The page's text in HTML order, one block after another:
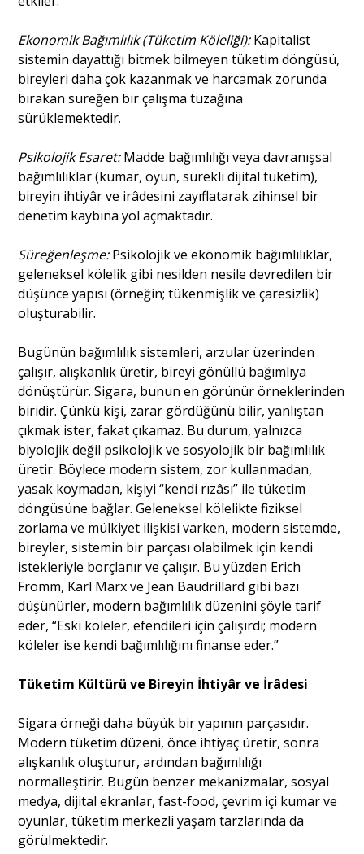
Ekonomik Bağımlılık (Tüketim Köleliği):Kapitalist
sistemin dayattığı bitmek bilmeyen tüketim döngüsü,
bireyleri daha çok kazanmak ve harcamak zorunda
bırakan süreğen bir çalışma tuzağına
sürüklemektedir.
Psikolojik Esaret:Madde bağımlılığı veya davranışsal
bağımlılıklar (kumar, oyun, sürekli dijital tüketim),
bireyin ihtiyâr ve irâdesini zayıflatarak zihinsel bir
denetim kaybına yol açmaktadır.
Süreğenleşme:Psikolojik ve ekonomik bağımlılıklar,
geleneksel kölelik gibi nesilden nesile devredilen bir
düşünce yapısı (örneğin; tükenmişlik ve çaresizlik)
oluşturabilir.
Bugünün bağımlılık sistemleri, arzular üzerinden
çalışır, alışkanlık üretir, bireyi gönüllü bağımlıya
dönüştürür. Sigara, bunun en görünür örneklerinden
biridir. Çünkü kişi, zarar gördüğünü bilir, yanlıştan
çıkmak ister, fakat çıkamaz. Bu durum, yalnızca
biyolojik değil psikolojik ve sosyolojik bir bağımlılık
üretir. Böylece modern sistem, zor kullanmadan,
yasak koymadan, kişiyi “kendi rızâsı” ile tüketim
döngüsüne bağlar. Geleneksel kölelikte fiziksel
zorlama ve mülkiyet ilişkisi varken, modern sistemde,
bireyler, sistemin bir parçası olabilmek için kendi
istekleriyle borçlanır ve çalışır. Bu yüzden Erich
Fromm, Karl Marx ve Jean Baudrillard gibi bazı
düşünürler, modern bağımlılık düzenini şöyle tarif
eder, “Eski köleler, efendileri için çalışırdı; modern
köleler ise kendi bağımlılığını finanse eder.”
Tüketim Kültürü ve Bireyin İhtiyâr ve İrâdesi
Sigara örneği daha büyük bir yapının parçasıdır.
Modern tüketim düzeni, önce ihtiyaç üretir, sonra
alışkanlık oluşturur, ardından bağımlılığı
normalleştirir. Bugün benzer mekanizmalar, sosyal
medya, dijital ekranlar, fast-food, çevrim içi kumar ve
oyunlar, tüketim merkezli yaşam tarzlarında da
görülmektedir.